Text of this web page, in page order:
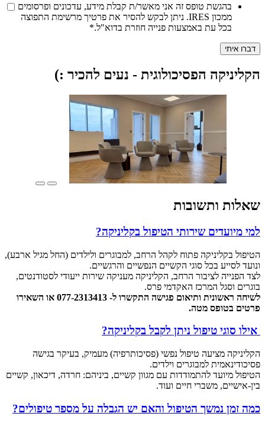
בהגשת טופס זה אני מאשר/ת קבלת מידע, עדכונים ופרסומים
ממכון IRES. ניתן לבקש להסיר את פרטיך מרשימת התפוצה
בכל עת באמצעות פנייה חוזרת בדוא"ל.*
הקליניקה הפסיכולוגית - נעים להכיר :)
שאלות ותשובות
למי מיועדים שירותי הטיפול בקליניקה?
הטיפול בקליניקה פתוח לקהל הרחב, למבוגרים ולילדים (החל מגיל ארבע),
ונועד לסייע בכל סוגי הקשיים הנפשיים והרגשיים.
לצד הפנייה לציבור הרחב, הקליניקה מעניקה שירות ייעודי לסטודנטים,
בוגרים וסגל המרכז האקדמי פרס.
לשיחה ראשונית ותיאום פגישה התקשרו ל- 077-2313413 או השאירו
פרטים בטופס מטה.
אילו סוגי טיפול ניתן לקבל בקליניקה?
הקליניקה מציעה טיפול נפשי (פסיכותרפיה) מעמיק, בעיקר בגישה
פסיכודינאמית למבוגרים וילדים.
הטיפול מיועד להתמודדות עם מגוון קשיים, ביניהם: חרדה, דיכאון, קשיים
בין-אישיים, משברי חיים ועוד.
כמה זמן נמשך הטיפול והאם יש הגבלה על מספר טיפולים?